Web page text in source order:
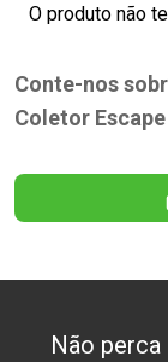
O produto não
Conte-nos
Coletor
Não perca